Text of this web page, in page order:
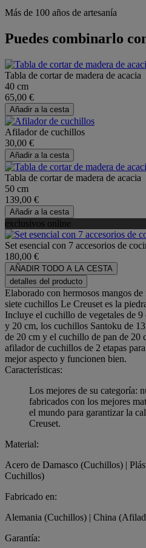
Más de 100 años de artesanía
Puedes combinarlo
Tabla de cortar de madera de acacia
40 cm
65,00 €
Añadir a la cesta
Afilador de cuchillos
30,00 €
Añadir a la cesta
Tabla de cortar de madera de acacia
50 cm
139,00 €
Añadir a la cesta
exclusivos online
Set esencial con 7 accesorios de
180,00 €
AÑADIR TODO A LA CESTA
detalles del producto
Elaborado con hermosos mangos
siete cuchillos Le Creuset es la
Incluye el cuchillo de vegetales de
y 20 cm, los cuchillos Santoku de
de 20 cm y el cuchillo de pan de 20
afilador de cuchillos de 2 etapas
mejor aspecto y funcionen bien.
Características:
Los mejores de su categoría:
fabricados con los mejores
el mundo para garantizar la
Creuset.
Material:
Acero de Damasco (Cuchillos) |
Cuchillos)
Fabricado en:
Alemania (Cuchillos) | China
Garantía: